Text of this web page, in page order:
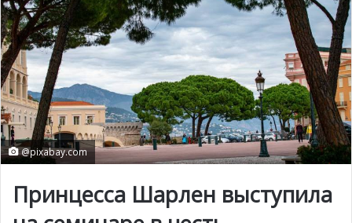
@pixabay.com
Принцесса Шарлен выступила